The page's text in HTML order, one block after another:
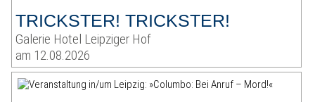
TRICKSTER! TRICKSTER!
Galerie Hotel Leipziger Hof
am 12.08.2026